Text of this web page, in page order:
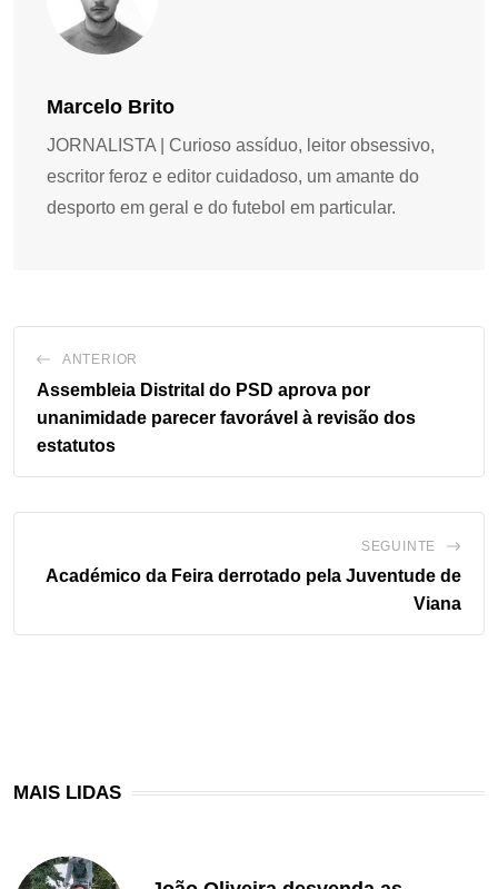
Marcelo Brito
JORNALISTA | Curioso assíduo, leitor obsessivo,
escritor feroz e editor cuidadoso, um amante do
desporto em geral e do futebol em particular.
ANTERIOR
Assembleia Distrital do PSD aprova por
unanimidade parecer favorável à revisão dos
estatutos
SEGUINTE
Académico da Feira derrotado pela Juventude de
Viana
MAIS LIDAS